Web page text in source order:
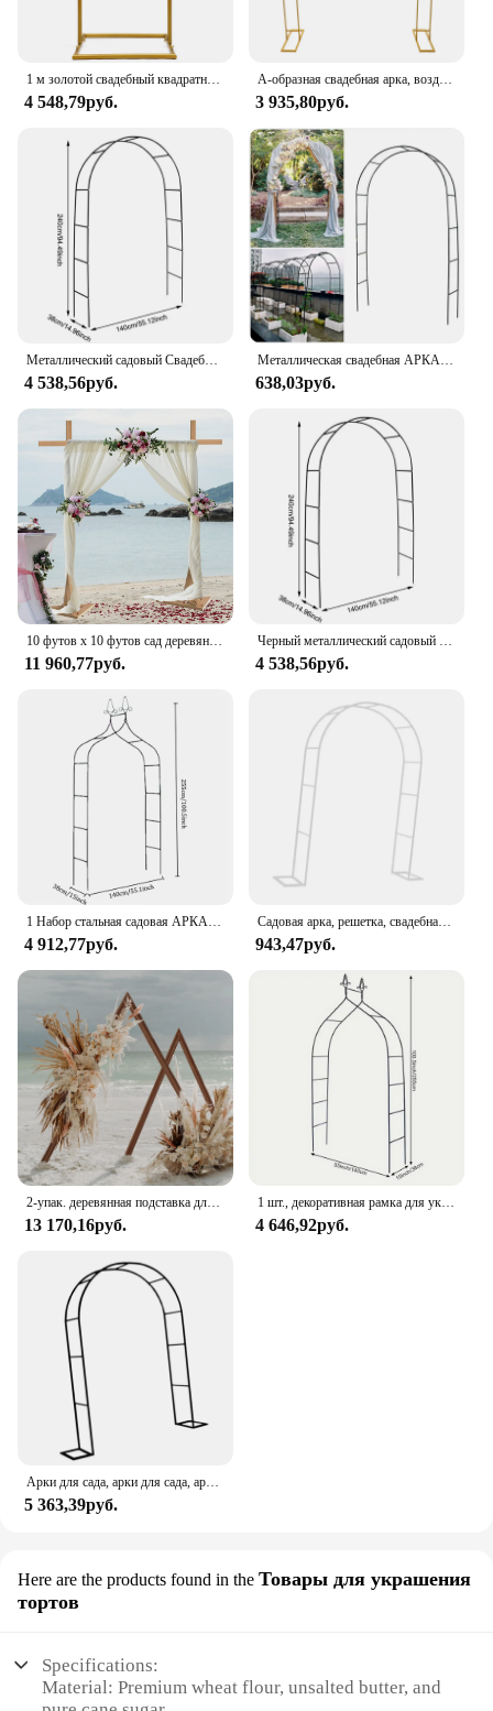
1 м золотой свадебный квадратный архвал стойка для фона металлический цветок шар рамка Декор
4 548,79руб.
А-образная свадебная арка, воздушный шар, подставки для арки, украшение для фона, цветочные рамки для скалолазания, 2,4 м, золото/белый
3 935,80руб.
4 538,56руб. 638,03руб.
11 960,77руб. 4 538,56руб.
4 912,77руб.
Садовая арка, решетка, свадебная решетка, арка, металлическая арка, садовая арка для заднего двора, газона, украшение для садовой церемонии
943,47руб.
13 170,16руб.
1 шт., декоративная рамка для украшения свадьбы
4 646,92руб.
Арки для сада, арки для сада, арки для сада
5 363,39руб.
Here are the products found in the Товары для украшения
тортов
Specifications:
Material: Premium wheat flour, unsalted butter, and